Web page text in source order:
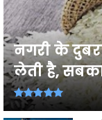
नगरी के
लेती है,